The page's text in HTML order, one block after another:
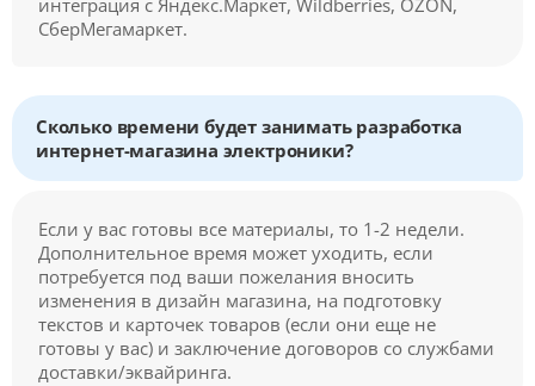
интеграция с Яндекс.Маркет, Wildberries, OZON,
СберМегамаркет.
Сколько времени будет занимать разработка
интернет-магазина электроники?
Если у вас готовы все материалы, то 1-2 недели.
Дополнительное время может уходить, если
потребуется под ваши пожелания вносить
изменения в дизайн магазина, на подготовку
текстов и карточек товаров (если они еще не
готовы у вас) и заключение договоров со службами
доставки/эквайринга.